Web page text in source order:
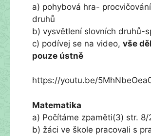
a) pohybová hra-
druhů
b) vysvětlení slovních druhů-
c) podívej se na video, vše
pouze ústně
https://youtu.be/
Matematika
a) Počítáme zpaměti(3) str. 8/
b) žáci ve škole pracovali s